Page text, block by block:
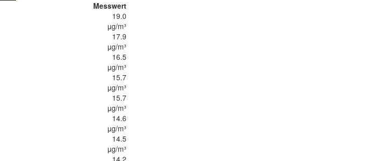
Messwert
19.0
µg/m³
17.9
µg/m³
16.5
µg/m³
15.7
µg/m³
15.7
µg/m³
14.6
µg/m³
14.5
µg/m³
14.2